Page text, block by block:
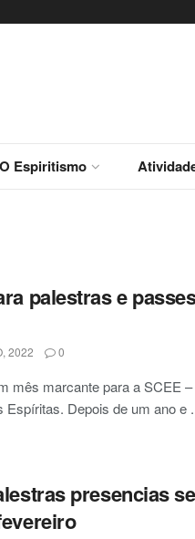
O Espiritismo
palestras e
2022 0
mês marcante para a SCEE
Espíritas. Depois de um ano e
presencias